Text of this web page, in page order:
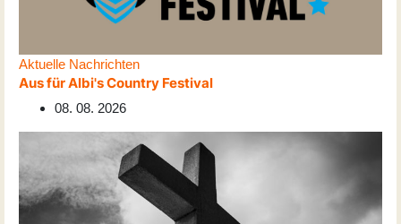
Aktuelle Nachrichten
Aus für Albi's Country Festival
08. 08. 2026